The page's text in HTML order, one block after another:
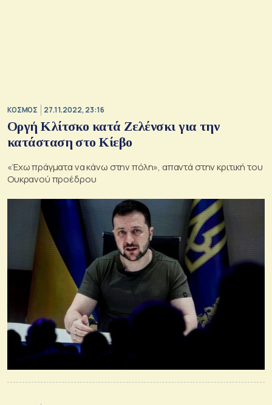
ΚΟΣΜΟΣ 27.11.2022, 23:16
Οργή Κλίτσκο κατά Ζελένσκι για την
κατάσταση στο Κίεβο
«Έχω πράγματα να κάνω στην πόλη», απαντά στην κριτική του
Ουκρανού προέδρου